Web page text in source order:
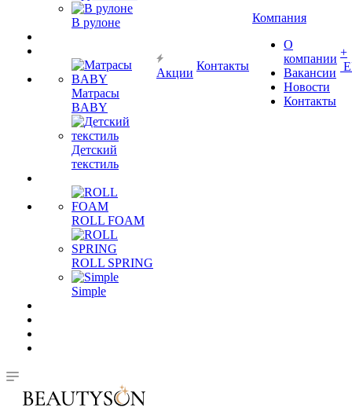
В рулоне
Матрасы
BABY
Детский
текстиль
ROLL FOAM
ROLL SPRING
Simple
Акции
Контакты
Компания
О
компании
Вакансии
Новости
Контакты
+